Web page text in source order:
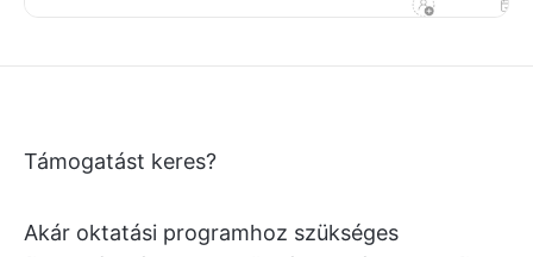
Támogatást keres?
Akár oktatási programhoz szükséges